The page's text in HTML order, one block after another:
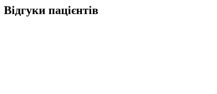
Відгуки пацієнтів